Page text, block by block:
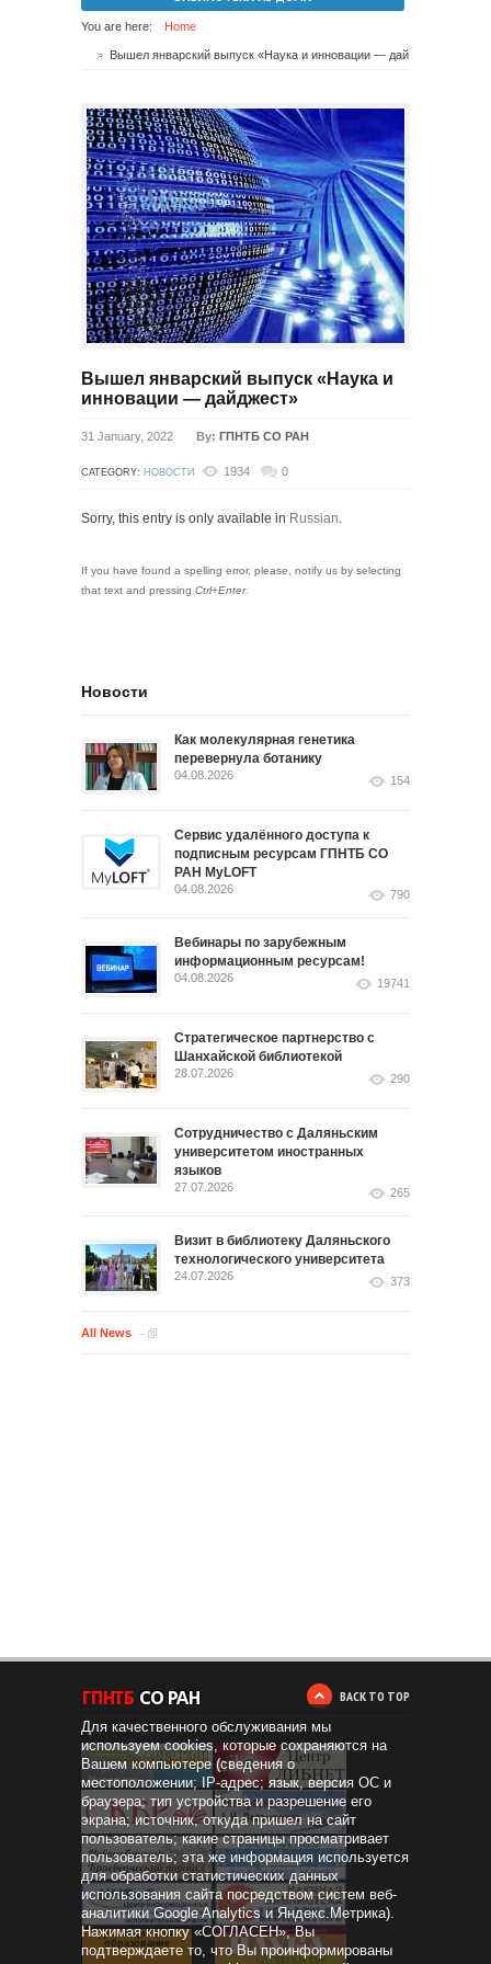
You are here: Home
Вышел январский выпуск «Наука и
инновации — дайджест»
31 January, 2022 By: ГПНТБ СО РАН
CATEGORY: НОВОСТИ 1934 0
Sorry, this entry is only available in Russian
If you have found a spelling error, please, notify us by selecting
that text and pressing Ctrl+Enter.
Новости
Как молекулярная генетика
перевернула ботанику
04.08.2026 154
Сервис удалённого доступа к
подписным ресурсам ГПНТБ СО
РАН MyLOFT
04.08.2026 790
Вебинары по зарубежным
информационным ресурсам!
04.08.2026 19741
Стратегическое партнерство с
Шанхайской библиотекой
28.07.2026 290
Сотрудничество с Даляньским
университетом иностранных
языков
27.07.2026 265
Визит в библиотеку Даляньского
технологического университета
24.07.2026 373
All News
BACK TO TOP
Дистанционное
образование
Для качественного обслуживания мы
используем cookies, которые сохраняются на
Вашем компьютере (сведения о
местоположении; IP-адрес; язык, версия ОС и
браузера; тип устройства и разрешение его
экрана; источник, откуда пришел на сайт
пользователь; какие страницы просматривает
пользователь; эта же информация используется
для обработки статистических данных
использования сайта посредством систем веб-
аналитики Google Analytics и Яндекс.Метрика).
Нажимая кнопку «СОГЛАСЕН», Вы
подтверждаете то, что Вы проинформированы